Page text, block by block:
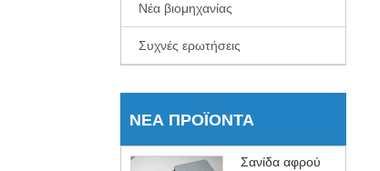
Νέα βιομηχανίας
Συχνές ερωτήσεις
ΝΈΑ ΠΡΟΪΌΝΤΑ
Σανίδα αφρού